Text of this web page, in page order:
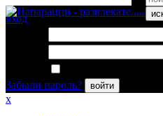
вход
Забыли пароль?
войти
x